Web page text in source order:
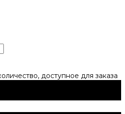
доступное для заказа